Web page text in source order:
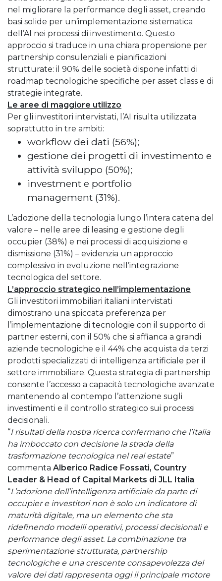
nel migliorare la performance degli asset, creando
basi solide per un’implementazione sistematica
dell’AI nei processi di investimento. Questo
approccio si traduce in una chiara propensione per
partnership consulenziali e pianificazioni
strutturate: il 90% delle società dispone infatti di
roadmap tecnologiche specifiche per asset class e di
strategie integrate.
Le aree di maggiore utilizzo
Per gli investitori intervistati, l’AI risulta utilizzata
soprattutto in tre ambiti:
workflow dei dati (56%);
gestione dei progetti di investimento e
attività sviluppo (50%);
investment e portfolio
management (31%).
L’adozione della tecnologia lungo l’intera catena del
valore – nelle aree di leasing e gestione degli
occupier (38%) e nei processi di acquisizione e
dismissione (31%) – evidenzia un approccio
complessivo in evoluzione nell’integrazione
tecnologica del settore.
L’approccio strategico nell’implementazione
Gli investitori immobiliari italiani intervistati
dimostrano una spiccata preferenza per
l’implementazione di tecnologie con il supporto di
partner esterni, con il 50% che si affianca a grandi
aziende tecnologiche e il 44% che acquista da terzi
prodotti specializzati di intelligenza artificiale per il
settore immobiliare. Questa strategia di partnership
consente l’accesso a capacità tecnologiche avanzate
mantenendo al contempo l’attenzione sugli
investimenti e il controllo strategico sui processi
decisionali.
“I risultati della nostra ricerca confermano che l’Italia
ha imboccato con decisione la strada della
trasformazione tecnologica nel real estate”
commenta Alberico Radice Fossati, Country
Leader & Head of Capital Markets di JLL Italia.
“L’adozione dell’intelligenza artificiale da parte di
occupier e investitori non è solo un indicatore di
maturità digitale, ma un elemento che sta
ridefinendo modelli operativi, processi decisionali e
performance degli asset. La combinazione tra
sperimentazione strutturata, partnership
tecnologiche e una crescente consapevolezza del
valore dei dati rappresenta oggi il principale motore